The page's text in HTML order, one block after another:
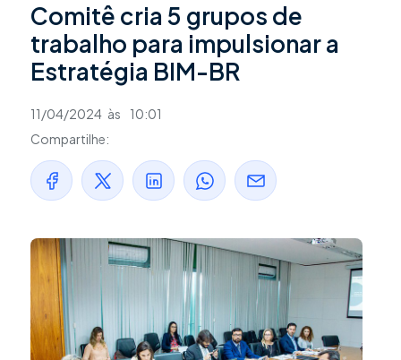
Comitê cria 5 grupos de
trabalho para impulsionar a
Estratégia BIM-BR
11/04/2024 às
10:01
Compartilhe: